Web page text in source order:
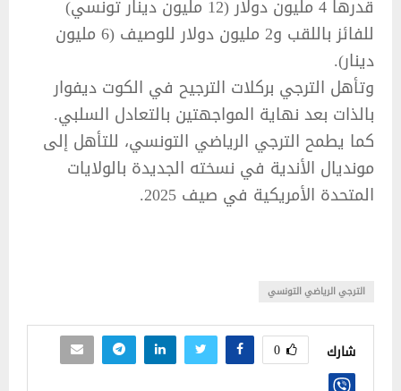
قدرها 4 مليون دولار (12 مليون دينار تونسي)
للفائز باللقب و2 مليون دولار للوصيف (6 مليون
دينار).
وتأهل الترجي بركلات الترجيح في الكوت ديفوار
بالذات بعد نهاية المواجهتين بالتعادل السلبي.
كما يطمح الترجي الرياضي التونسي، للتأهل إلى
مونديال الأندية في نسخته الجديدة بالولايات
المتحدة الأمريكية في صيف 2025.
الترجي الرياضي التونسي
شارك 0